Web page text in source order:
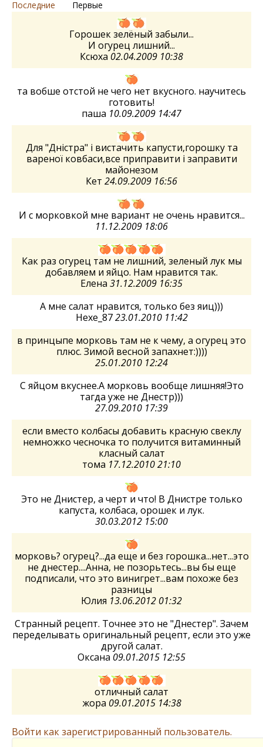
Последние Первые
Горошек зелёный забыли...
И огурец лишний...
Ксюха 02.04.2009 10:38
та вобше отстой не чего нет вкусного. научитесь
готовить!
паша 10.09.2009 14:47
Для "Дністра" і вистачить капусти,горошку та
вареної ковбаси,все приправити і заправити
майонезом
Кет 24.09.2009 16:56
И с морковкой мне вариант не очень нравится...
11.12.2009 18:06
Как раз огурец там не лишний, зеленый лук мы
добавляем и яйцо. Нам нравится так.
Елена 31.12.2009 16:35
А мне салат нравится, только без яиц)))
Hexe_8723.01.2010 11:42
в принцыпе морковь там не к чему, а огурец это
плюс. Зимой весной запахнет:))))
25.01.2010 12:24
С яйцом вкуснее.А морковь вообще лишняя!Это
тагда уже не Днестр)))
27.09.2010 17:39
если вместо колбасы добавить красную свеклу
немножко чесночка то получится витаминный
класный салат
тома 17.12.2010 21:10
Это не Днистер, а черт и что! В Днистре только
капуста, колбаса, орошек и лук.
30.03.2012 15:00
морковь? огурец?...да еще и без горошка...нет...это
не днестер....Анна, не позорьтесь...вы бы еще
подписали, что это винигрет...вам похоже без
разницы
Юлия 13.06.2012 01:32
Странный рецепт. Точнее это не "Днестер". Зачем
переделывать оригинальный рецепт, если это уже
другой салат.
Оксана 09.01.2015 12:55
отличный салат
жора 09.01.2015 14:38
Войти как зарегистрированный пользователь.